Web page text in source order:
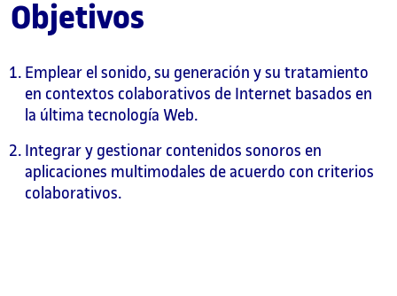
Objetivos
Emplear el sonido, su generación y su tratamiento
en contextos colaborativos de Internet basados en
la última tecnología Web.
Integrar y gestionar contenidos sonoros en
aplicaciones multimodales de acuerdo con criterios
colaborativos.